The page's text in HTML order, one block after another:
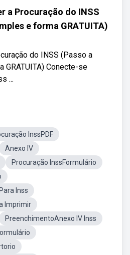
a Procuração do INSS
e forma GRATUITA)
do INSS (Passo a
Conecte-se
...
InssPDF
Anexo IV
Procuração InssFormulário
Inss
Imprimir
PreenchimentoAnexo IV Inss